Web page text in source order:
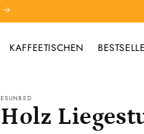
KAFFEETISCHEN
ESUNBED
Holz